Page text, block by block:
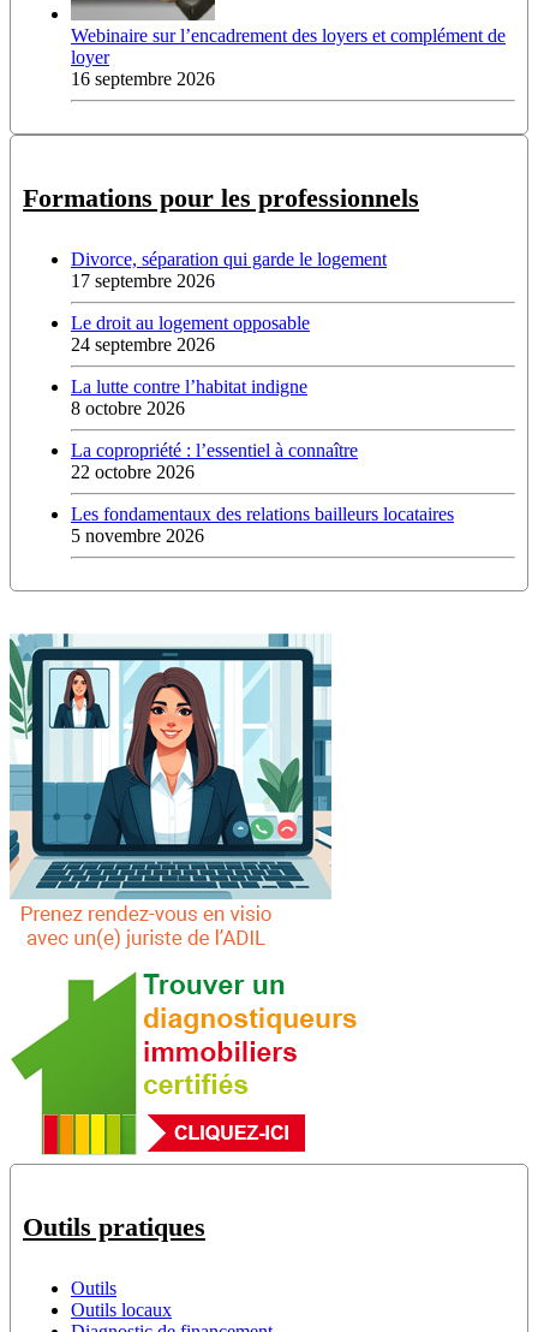
Webinaire sur l’encadrement des loyers et complément de
loyer
16 septembre 2026
Formations pour les professionnels
Divorce, séparation qui garde le logement
17 septembre 2026
Le droit au logement opposable
24 septembre 2026
La lutte contre l’habitat indigne
8 octobre 2026
La copropriété : l’essentiel à connaître
22 octobre 2026
Les fondamentaux des relations bailleurs locataires
5 novembre 2026
Outils pratiques
Outils
Outils locaux